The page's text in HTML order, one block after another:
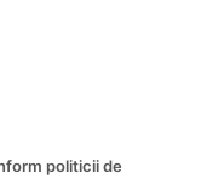
politicii de